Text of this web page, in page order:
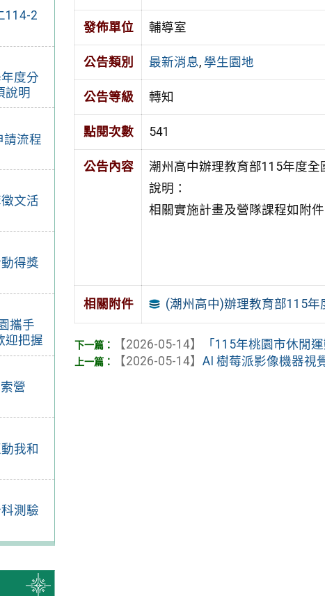
114-2
度分
說明
請流程
文活
得獎
攜手
迎把握
營
我和
測驗
發佈單位 輔導室
公告類別 最新消息, 學生園地
公告等級 轉知
點閱次數 541
公告內容
潮州高中辦理教育部115年度
說明：
相關實施計畫及營隊課程如附件
相關附件 (潮州高中)辦理教育部115
【2026-05-14】
「115年桃園市休閒
【2026-05-14】AI 樹莓派影像機器視